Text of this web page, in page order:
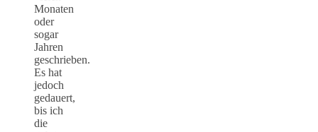
Monaten
oder
sogar
Jahren
geschrieben.
Es hat
jedoch
gedauert,
bis ich
die